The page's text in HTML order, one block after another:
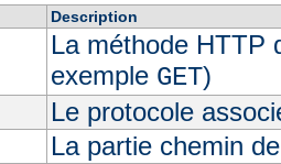
Description
La méthode HTTP
exemple GET)
Le protocole
La partie chemin